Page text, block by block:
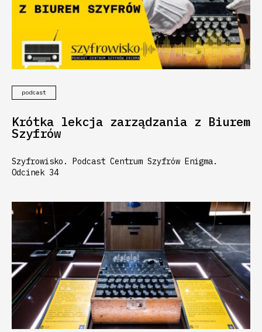
podcast
Krótka lekcja zarządzania z Biurem
Szyfrów
Szyfrowisko. Podcast Centrum Szyfrów Enigma.
Odcinek 34